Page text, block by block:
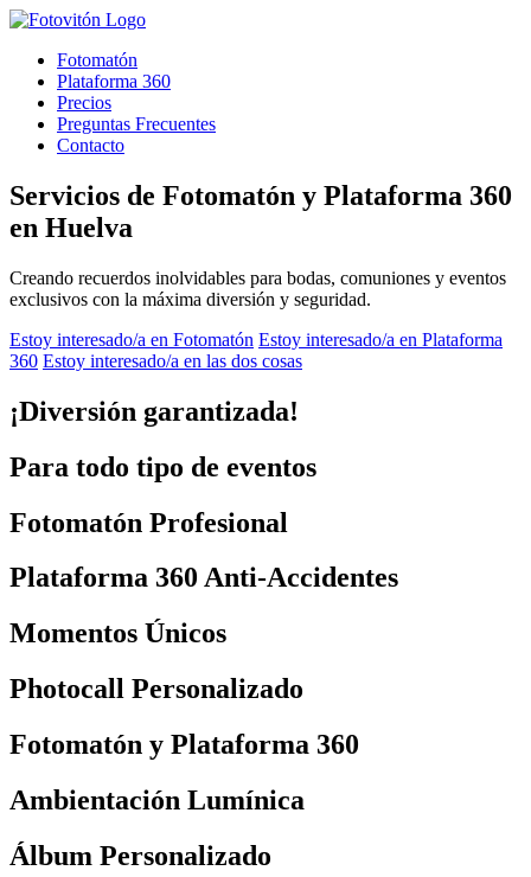
Fotomatón
Plataforma 360
Precios
Preguntas Frecuentes
Contacto
Servicios de Fotomatón y Plataforma 360
en Huelva
Creando recuerdos inolvidables para bodas, comuniones y eventos
exclusivos con la máxima diversión y seguridad.
Estoy interesado/a en Fotomatón Estoy interesado/a en Plataforma
360 Estoy interesado/a en las dos cosas
¡Diversión garantizada!
Para todo tipo de eventos
Fotomatón Profesional
Plataforma 360 Anti-Accidentes
Momentos Únicos
Photocall Personalizado
Fotomatón y Plataforma 360
Ambientación Lumínica
Álbum Personalizado